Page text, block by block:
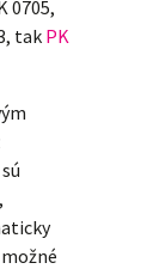
0705,
tak PK